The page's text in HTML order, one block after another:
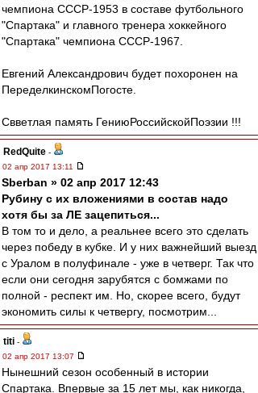
чемпиона СССР-1953 в составе футбольного
"Спартака" и главного тренера хоккейного
"Спартака" чемпиона СССР-1967.
Евгений Александрович будет похоронен на
ПеределкинскомПогосте.
Свветлая память ГениюРоссийскойПоэзии !!!
RedQuite -
02 апр 2017 13:11
Sberban » 02 апр 2017 12:43
Рубину с их вложениями в состав надо
хотя бы за ЛЕ зацепиться...
В том то и дело, а реальнее всего это сделать
через победу в кубке. И у них важнейший выезд
с Уралом в полуфинале - уже в четверг. Так что
если они сегодня зарубятся с бомжами по
полной - респект им. Но, скорее всего, будут
экономить силы к четвергу, посмотрим...
titi -
02 апр 2017 13:07
Нынешний сезон особенный в истории
Спартака. Впервые за 15 лет мы, как никогда,